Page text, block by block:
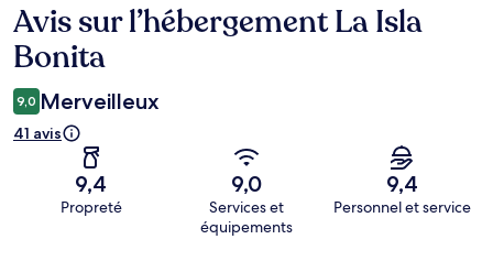
Avis
Avis sur l’hébergement La Isla
Bonita
9,0 Merveilleux
41 avis
9,4
Propreté
9,0
Services et
équipements
9,4
Personnel et service